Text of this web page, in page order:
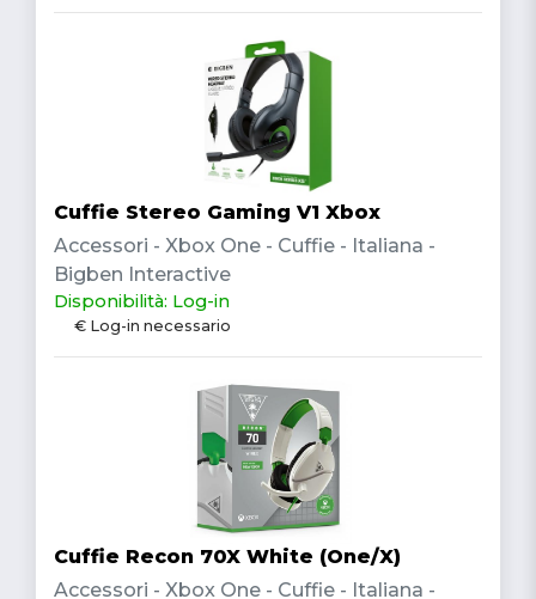
Cuffie Stereo Gaming V1 Xbox
Accessori - Xbox One - Cuffie - Italiana -
Bigben Interactive
Disponibilità: Log-in
€ Log-in necessario
Cuffie Recon 70X White (One/X)
Accessori - Xbox One - Cuffie - Italiana -